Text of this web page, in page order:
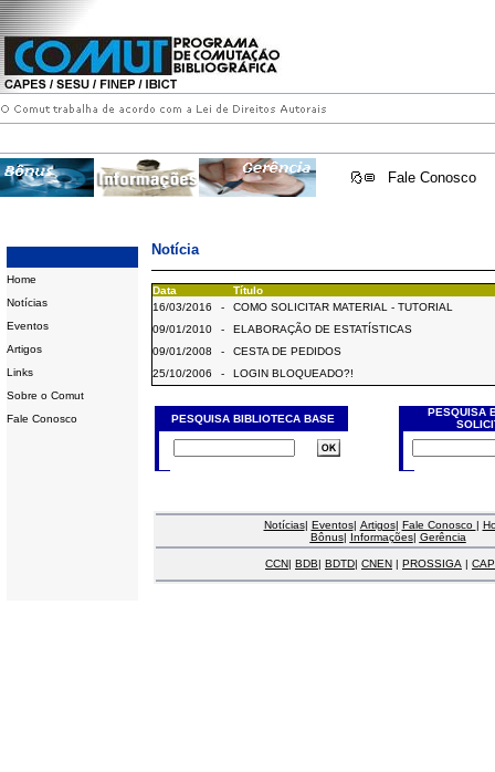
Fale Conosco
Home
Notícias
Eventos
Artigos
Links
Sobre o Comut
Fale Conosco
Notícia
Data
Título
16/03/2016
-
COMO SOLICITAR MATERIAL - TUTORIAL
09/01/2010
-
ELABORAÇÃO DE ESTATÍSTICAS
09/01/2008
-
CESTA DE PEDIDOS
25/10/2006
- LOGIN BLOQUEADO?!
PESQUISA BIBLIOTECA BASE
PESQUISA
Notícias| Eventos| Artigos| Fale Conosco |
Bônus| Informações| Gerência
CCN| BDB| BDTD| CNEN | PROSSIGA |